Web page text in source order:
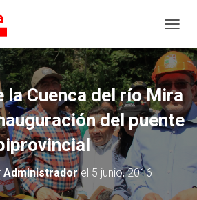
la Cuenca del río Mira
del puente
Administradorel 5 junio, 2016